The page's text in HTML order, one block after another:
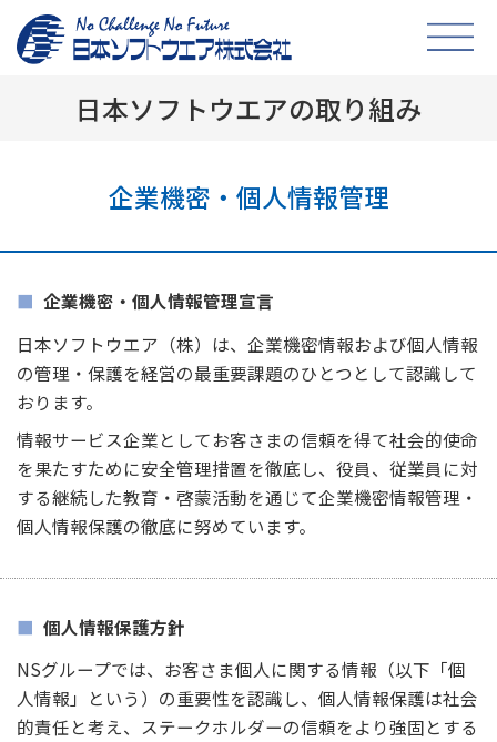
日本ソフトウエアの取り組み
企業機密・個人情報管理
企業機密・個人情報管理宣言
日本ソフトウエア（株）は、企業機密情報および個人情報
の管理・保護を経営の最重要課題のひとつとして認識して
おります。
情報サービス企業としてお客さまの信頼を得て社会的使命
を果たすために安全管理措置を徹底し、役員、従業員に対
する継続した教育・啓蒙活動を通じて企業機密情報管理・
個人情報保護の徹底に努めています。
個人情報保護方針
NSグループでは、お客さま個人に関する情報（以下「個
人情報」という）の重要性を認識し、個人情報保護は社会
的責任と考え、ステークホルダーの信頼をより強固とする